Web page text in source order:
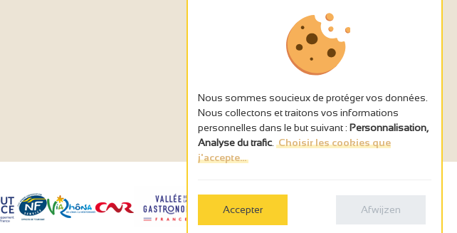
Nous sommes soucieux de protéger vos données.
Nous collectons et traitons vos informations
personnelles dans le but suivant : Personnalisation,
Analyse du trafic Choisir les cookies que
j'accepte...
Accepter Afwijzen